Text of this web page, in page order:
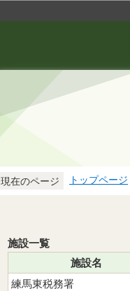
現在のページ トップページ
施設一覧
施設名
練馬東税務署